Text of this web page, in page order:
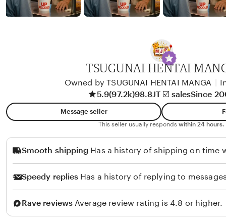
b
l
o
TSUGUNAI HENTAI
Owned by TSUGUNAI HENTAI MANGA
5.9(97.2k)98.8JT ☑️ salesSince
Message seller
This seller usually responds within 24 hours.
Smooth shipping Has a history of shipping on time
Speedy replies Has a history of replying to
Rave reviews Average review rating is 4.8 or higher.